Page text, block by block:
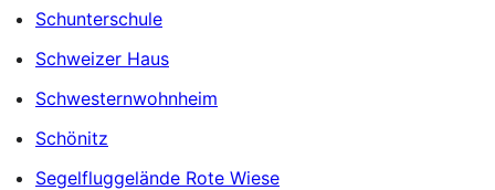
Schunterschule
Schweizer Haus
Schwesternwohnheim
Schönitz
Segelfluggelände Rote Wiese